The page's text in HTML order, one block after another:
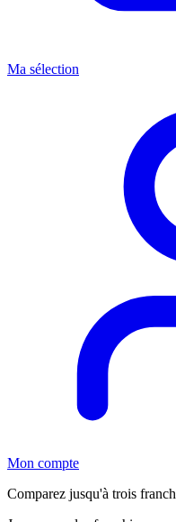
Ma sélection
Mon compte
Comparez jusqu'à trois